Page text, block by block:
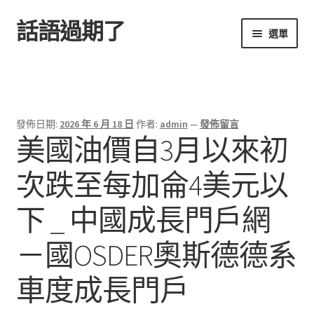
跳
至
跳
至
話語過期了 選單
發佈日期: 2026 年 6 月 18 日 作者: admin —發佈留言
美國油價自3月以來初
次跌至每加侖4美元以
下 _ 中國成長門戶網
－國OSDER奧斯德德系
車度成長門戶